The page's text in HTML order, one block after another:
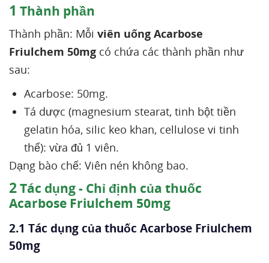
1 Thành phần
Thành phần: Mỗi viên uống Acarbose
Friulchem 50mg có chứa các thành phần như
sau:
Acarbose: 50mg.
Tá dược (magnesium stearat, tinh bột tiền
gelatin hóa, silic keo khan, cellulose vi tinh
thể): vừa đủ 1 viên.
Dạng bào chế: Viên nén không bao.
2Tác dụng - Chỉ định của thuốc
Acarbose Friulchem 50mg
2.1 Tác dụng của thuốc Acarbose Friulchem
50mg